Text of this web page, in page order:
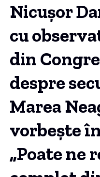
Nicușor
cu
din
despre
Marea
vorbește
„Poate ne